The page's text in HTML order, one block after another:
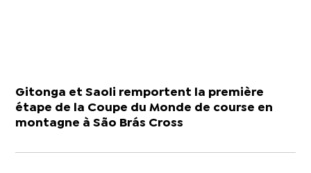
Gitonga et Saoli remportent la première
étape de la Coupe du Monde de course en
montagne à São Brás Cross